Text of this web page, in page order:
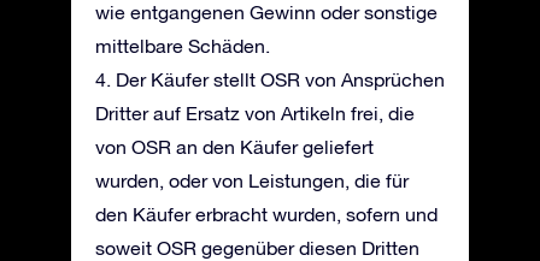
wie entgangenen Gewinn oder sonstige
mittelbare Schäden.
4. Der Käufer stellt OSR von Ansprüchen
Dritter auf Ersatz von Artikeln frei, die
von OSR an den Käufer geliefert
wurden, oder von Leistungen, die für
den Käufer erbracht wurden, sofern und
soweit OSR gegenüber diesen Dritten